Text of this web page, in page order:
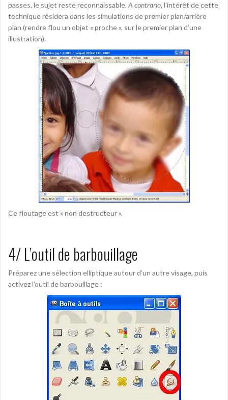
passes, le sujet reste reconnaissable. A contrario, l’intérêt de cette
technique résidera dans les simulations de premier plan/arrière
plan (rendre flou un objet « proche », sur le premier plan d’une
illustration).
Ce floutage est « non destructeur ».
4/ L’outil de barbouillage
Préparez une sélection elliptique autour d’un autre visage, puis
activez l’outil de barbouillage :